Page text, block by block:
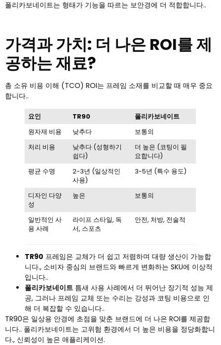
폴리카보네이트는 형태가 기능을 따르는 보안경에 더 적합합니다..
가격과 가치: 더 나은 ROI를 제
공하는 재료?
총 소유 비용 이해 (TCO) ROI는 프레임 소재를 비교할 때 매우 중요
합니다..
요인 TR90
폴리카보네이트
원자재 비용
낮추다
보통의
처리 비용
낮추다 (성형하기
쉽다)
더 높은 (코팅이 필
요합니다)
평균 수명
2-3년 (일상적인
사용)
3-5년 (특수 용도)
디자인 다양
성
높은 보통의
일반적인 사
용 사례
라이프 스타일, 독
서, 스포츠
안전, 처방, 전술적
TR90 프레임은 교체가 더 쉽고 저렴하며 대량 생산이 가능합
니다., 소비자 중심의 브랜드와 빠르게 변화하는 SKU에 이상적
입니다..
폴리카보네이트 틈새 사용 사례에서 더 뛰어난 장기적 성능 제
공, 그러나 프레임 교체 또는 수리는 강성과 코팅 비용으로 인
해 더 복잡할 수 있습니다..
TR90은 일상용 안경에 초점을 맞춘 브랜드에 더 나은 ROI를 제공합
니다.. 폴리카보네이트는 고위험 환경에서 더 높은 비용을 정당화합니
다., 신뢰성이 높은 애플리케이션.